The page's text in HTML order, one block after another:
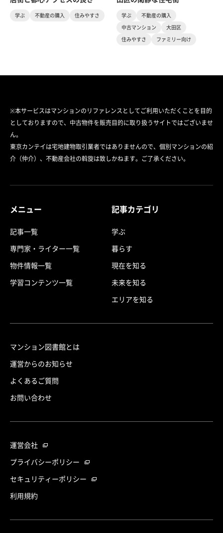
学ぶ 不動産の購入 住みやすさ 学ぶ
不動産の購入
中古マンション
大田区
住みやすさ
ファミリー向け
※本サービスはマンションのリファレンスとしてご利用いただくことを目的
としておりますので、中古物件を販売目的に取り扱うサイトではございませ
ん。
東京カンテイは宅地建物取引業者ではありませんので、個別マンションの紹
介（仲介）、不動産会社の斡旋は致しかねます。ご了承ください。
メニュー
記事一覧
専門家・ライター一覧
物件情報一覧
学習コンテンツ一覧
記事カテゴリ
学ぶ
暮らす
現在を知る
未来を知る
エリアを知る
マンション図書館とは
運営からのお知らせ
よくあるご質問
お問い合わせ
運営会社
プライバシーポリシー
セキュリティーポリシー
利用規約